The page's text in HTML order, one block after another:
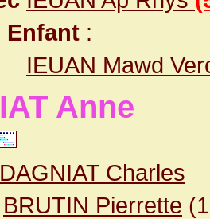
Enfant :
IEUAN Mawd
Anne
DAGNIAT Charles
BRUTIN Pierrette